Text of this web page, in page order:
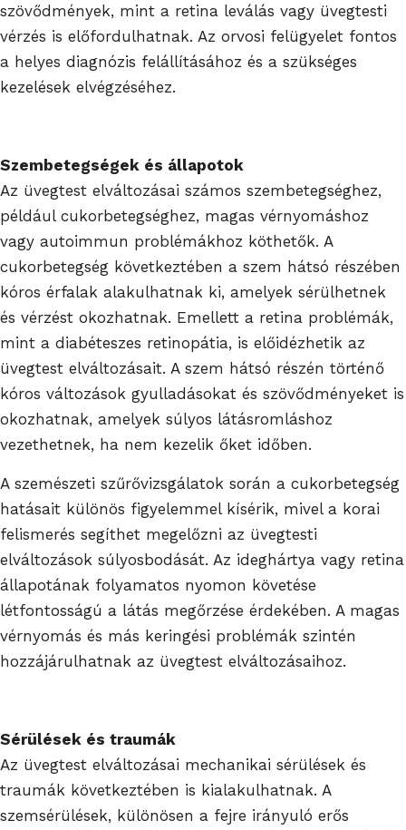
szövődmények, mint a retina leválás vagy üvegtesti
vérzés is előfordulhatnak. Az orvosi felügyelet fontos
a helyes diagnózis felállításához és a szükséges
kezelések elvégzéséhez.
Szembetegségek és állapotok
Az üvegtest elváltozásai számos szembetegséghez,
például cukorbetegséghez, magas vérnyomáshoz
vagy autoimmun problémákhoz köthetők. A
cukorbetegség következtében a szem hátsó részében
kóros érfalak alakulhatnak ki, amelyek sérülhetnek
és vérzést okozhatnak. Emellett a retina problémák,
mint a diabéteszes retinopátia, is előidézhetik az
üvegtest elváltozásait. A szem hátsó részén történő
kóros változások gyulladásokat és szövődményeket is
okozhatnak, amelyek súlyos látásromláshoz
vezethetnek, ha nem kezelik őket időben.
A szemészeti szűrővizsgálatok során a cukorbetegség
hatásait különös figyelemmel kísérik, mivel a korai
felismerés segíthet megelőzni az üvegtesti
elváltozások súlyosbodását. Az ideghártya vagy retina
állapotának folyamatos nyomon követése
létfontosságú a látás megőrzése érdekében. A magas
vérnyomás és más keringési problémák szintén
hozzájárulhatnak az üvegtest elváltozásaihoz.
Sérülések és traumák
Az üvegtest elváltozásai mechanikai sérülések és
traumák következtében is kialakulhatnak. A
szemsérülések, különösen a fejre irányuló erős